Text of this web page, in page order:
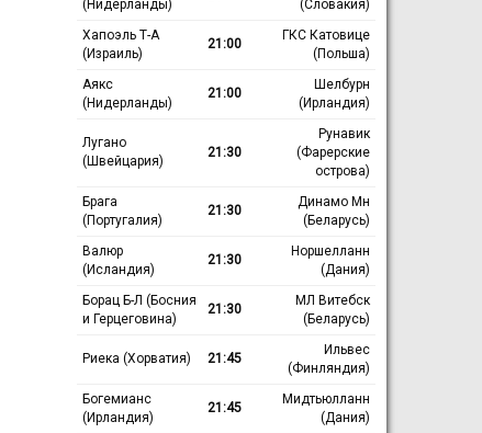
(Нидерланды)
(Словакия)
Хапоэль Т-А
(Израиль)
21:00
ГКС Катовице
(Польша)
Аякс
(Нидерланды)
21:00
Шелбурн
(Ирландия)
Лугано
(Швейцария)
21:30
Рунавик
(Фарерские
острова)
Брага
(Португалия)
21:30
Динамо Мн
(Беларусь)
Валюр
(Исландия)
21:30
Норшелланн
(Дания)
Борац Б-Л (Босния
и Герцеговина)
21:30
МЛ Витебск
(Беларусь)
Риека (Хорватия) 21:45
Ильвес
(Финляндия)
Богемианс
(Ирландия)
21:45
Мидтьюлланн
(Дания)